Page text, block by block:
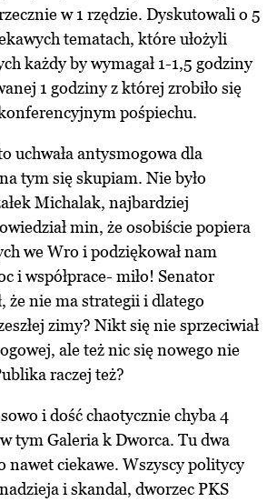
w 1 rzędzie. Dyskutowali o 5
tematach, które ułożyli
każdy by wymagał 1-1,5 godziny
1 godziny z której zrobiło się
pośpiechu.
uchwała antysmogowa dla
tym się skupiam. Nie było
Michalak, najbardziej
min, że osobiście popiera
we Wro i podziękował nam
i współprace- miło! Senator
że nie ma strategii i dlatego
zimy? Nikt się nie sprzeciwiał
ale też nic się nowego nie
raczej też?
i dość chaotycznie chyba 4
tym Galeria k Dworca. Tu dwa
nawet ciekawe. Wszyscy politycy
i skandal, dworzec PKS